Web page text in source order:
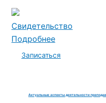
Свидетельство
Подробнее
Записаться
Актуальные аспекты деятельности